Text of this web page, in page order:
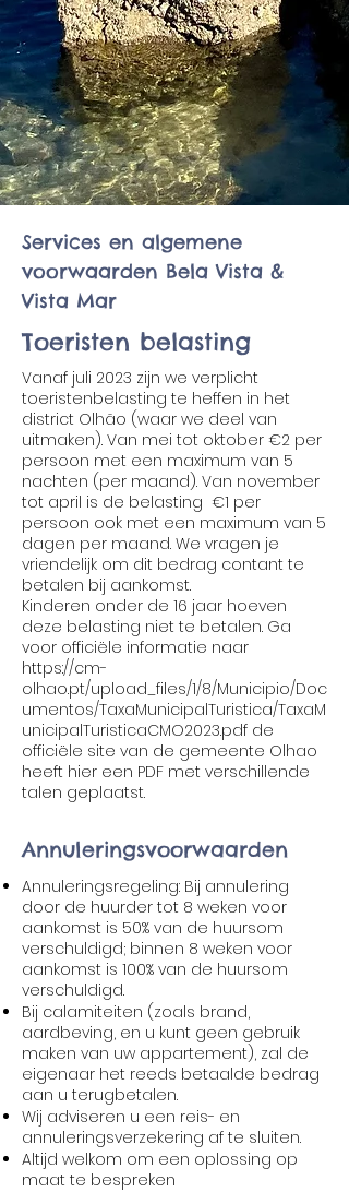
Services en algemene
voorwaarden Bela Vista &
Vista Mar
Toeristen belasting
Vanaf juli 2023 zijn we verplicht
toeristenbelasting te heffen in het
district Olhão (waar we deel van
uitmaken). Van mei tot oktober €2 per
persoon met een maximum van 5
nachten (per maand). Van november
tot april is de belasting €1 per
persoon ook met een maximum van 5
dagen per maand. We vragen je
vriendelijk om dit bedrag contant te
betalen bij aankomst.
Kinderen onder de 16 jaar hoeven
deze belasting niet te betalen. Ga
voor officiële informatie naar
https://cm-
olhao.pt/upload_files/1/8/Municipio/Doc
umentos/TaxaMunicipalTuristica/TaxaM
unicipalTuristicaCMO2023.pdf de
officiële site van de gemeente Olhao
heeft hier een PDF met verschillende
talen geplaatst.
Annuleringsvoorwaarden
Annuleringsregeling: Bij annulering
door de huurder tot 8 weken voor
aankomst is 50% van de huursom
verschuldigd; binnen 8 weken voor
aankomst is 100% van de huursom
verschuldigd.
Bij calamiteiten (zoals brand,
aardbeving, en u kunt geen gebruik
maken van uw appartement), zal de
eigenaar het reeds betaalde bedrag
aan u terugbetalen.​
Wij adviseren u een reis- en
annuleringsverzekering af te sluiten.
Altijd welkom om een ​​oplossing op
maat te bespreken